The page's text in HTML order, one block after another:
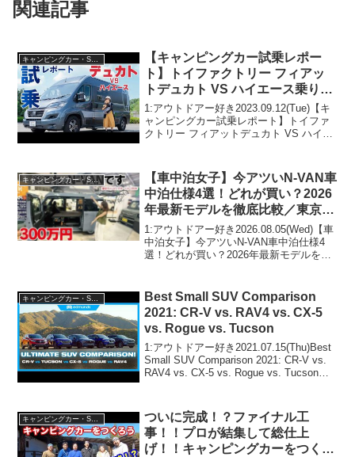
関連記事
【キャンピングカー試乗レポー
ト】トイファクトリー フィアッ
トデュカト VS ハイエース乗り比
べ試乗会に参加してきました。
1:アウトドアー好き2023.09.12(Tue)【キ
ャンピングカー試乗レポート】トイファ
クトリー フィアットデュカト VS ハイエ
いで！！2:アウトドアー好き2023....
キャンピングカー・SUV人気車種
【車中泊女子】今アツいN-VAN車
中泊仕様4選！どれが買い？2026
年最新モデルを徹底比較／東京キ
ャンピングカーショー2026・キ
ャンピングカー
1:アウトドアー好き2026.08.05(Wed)【車
中泊女子】今アツいN-VAN車中泊仕様4
選！どれが買い？2026年最新モデルを徹
らしいぞ、見逃さないで！！2:ア...
Best Small SUV Comparison
2021: CR-V vs. RAV4 vs. CX-5
vs. Rogue vs. Tucson
1:アウトドアー好き2021.07.15(Thu)Best
Small SUV Comparison 2021: CR-V vs.
RAV4 vs. CX-5 vs. Rogue vs. Tucsonっ
キャンピングカー・SUV人気車種
ついに完成！？ファイナル工
事！！プロが結集して総仕上
げ！！キャンピングカーをつくろ